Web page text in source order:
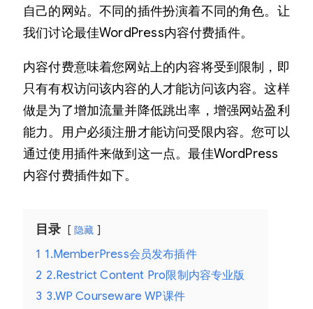
自己的网站。不同的插件扮演着不同的角色。让
我们讨论最佳WordPress内容付费插件。
内容付费意味着您网站上的内容将受到限制，即
只有有权访问该内容的人才能访问该内容。这样
做是为了增加流量并降低跳出率，增强网站盈利
能力。用户必须注册才能访问受限内容。您可以
通过使用插件来做到这一点。最佳WordPress
内容付费插件如下。
目录 隐藏
1 1.MemberPress会员发布插件
2 2.Restrict Content Pro限制内容专业版
3 3.WP Courseware WP课件